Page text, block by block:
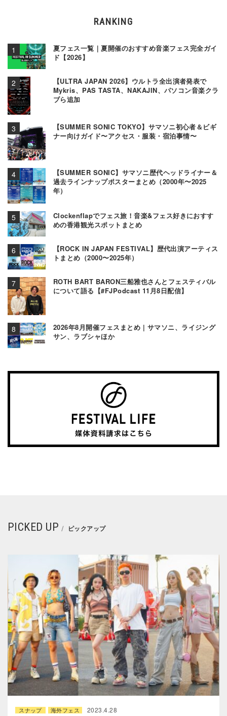
RANKING
夏フェス一覧｜夏開催のおすすめ音楽フェス完全ガイ
ド【2026】
【ULTRA JAPAN 2026】ウルトラ全出演者発表で
Mykris、PAS TASTA、NAKAJIN、パソコン音楽クラ
ブら追加
【SUMMER SONIC TOKYO】サマソニ初心者＆ビギ
ナー向けガイド〜アクセス・服装・宿泊事情〜
【SUMMER SONIC】サマソニ歴代ヘッドライナー＆
過去ラインナップポスターまとめ（2000年〜2025
年）
Clockenflapでフェス旅！音楽&フェス好きにおすす
めの香港観光スポットまとめ
【ROCK IN JAPAN FESTIVAL】歴代出演アーティス
トまとめ（2000〜2025年）
ROTH BART BARON三船雅也さんとフェスティバル
について語る【#FJPodcast 11月8日配信】
2026年8月開催フェスまとめ | サマソニ、ライジング
サン、ラブシャほか
PICKED UP ピックアップ
スナップ 海外フェス 2023.4.28